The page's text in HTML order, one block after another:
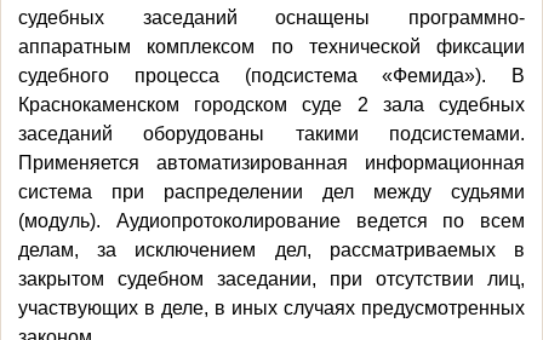
судебных заседаний оснащены программно-
аппаратным комплексом по технической фиксации
судебного процесса (подсистема «Фемида»). В
Краснокаменском городском суде 2 зала судебных
заседаний оборудованы такими подсистемами.
Применяется автоматизированная информационная
система при распределении дел между судьями
(модуль). Аудиопротоколирование ведется по всем
делам, за исключением дел, рассматриваемых в
закрытом судебном заседании, при отсутствии лиц,
участвующих в деле, в иных случаях предусмотренных